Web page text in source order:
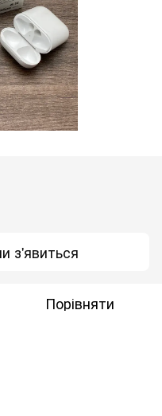
з'явиться
Порівняти